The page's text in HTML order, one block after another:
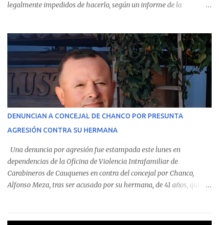
legalmente impedidos de hacerlo, según un informe de la
estableció que estos funcionarios —quienes administran o
custodian fondos públicos— efectuaron transacciones por un
monto total de $116.075.918 entre enero de 2024 y junio de 2025.
En el detalle regional, se indica que en la comuna de Cauquenes se
identificó a cuatro funcionarios involucrados en este tipo de
operaciones. Asimismo, se precisa que uno de los casos
corresponde a un funcionario de la Municipalidad de Chanco,
detectaron incumplimientos a la normativa vigente. El informe
precisa que la mayor cantidad de dinero apostado se registró en
Talca, donde...
DENUNCIAN A CONCEJAL DE CHANCO POR PRESUNTA
AGRESIÓN CONTRA SU HERMANA
Una denuncia por agresión fue estampada este lunes en
dependencias de la Oficina de Violencia Intrafamiliar de
Carabineros de Cauquenes en contra del concejal por Chanco,
Alfonso Meza, tras ser acusado por su hermana, de 41 años, quien
relató que los hechos ocurrieron cerca de las 11:30 horas en el